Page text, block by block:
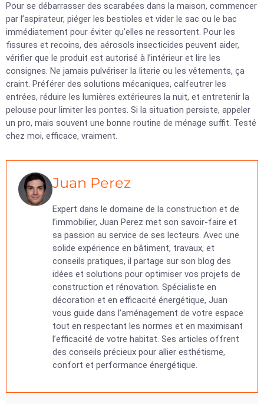
Pour se débarrasser des scarabées dans la maison, commencer
par l’aspirateur, piéger les bestioles et vider le sac ou le bac
immédiatement pour éviter qu’elles ne ressortent. Pour les
fissures et recoins, des aérosols insecticides peuvent aider,
vérifier que le produit est autorisé à l’intérieur et lire les
consignes. Ne jamais pulvériser la literie ou les vêtements, ça
craint. Préférer des solutions mécaniques, calfeutrer les
entrées, réduire les lumières extérieures la nuit, et entretenir la
pelouse pour limiter les pontes. Si la situation persiste, appeler
un pro, mais souvent une bonne routine de ménage suffit. Testé
chez moi, efficace, vraiment.
Juan Perez
Expert dans le domaine de la construction et de
l’immobilier, Juan Perez met son savoir-faire et
sa passion au service de ses lecteurs. Avec une
solide expérience en bâtiment, travaux, et
conseils pratiques, il partage sur son blog des
idées et solutions pour optimiser vos projets de
construction et rénovation. Spécialiste en
décoration et en efficacité énergétique, Juan
vous guide dans l’aménagement de votre espace
tout en respectant les normes et en maximisant
l’efficacité de votre habitat. Ses articles offrent
des conseils précieux pour allier esthétisme,
confort et performance énergétique.